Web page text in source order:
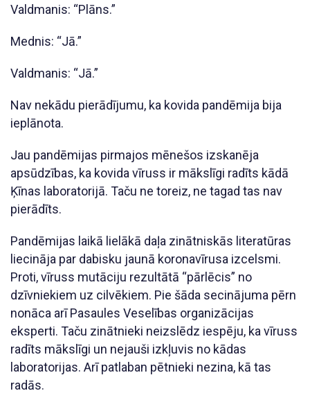
Valdmanis: “Plāns.”
Mednis: “Jā.”
Valdmanis: “Jā.”
Nav nekādu pierādījumu, ka kovida pandēmija bija
ieplānota.
Jau pandēmijas pirmajos mēnešos izskanēja
apsūdzības, ka kovida vīruss ir mākslīgi radīts kādā
Ķīnas laboratorijā. Taču ne toreiz, ne tagad tas nav
pierādīts.
Pandēmijas laikā lielākā daļa zinātniskās literatūras
liecināja par dabisku jaunā koronavīrusa izcelsmi.
Proti, vīruss mutāciju rezultātā “pārlēcis” no
dzīvniekiem uz cilvēkiem. Pie šāda secinājuma pērn
nonāca arī Pasaules Veselības organizācijas
eksperti. Taču zinātnieki neizslēdz iespēju, ka vīruss
radīts mākslīgi un nejauši izkļuvis no kādas
laboratorijas. Arī patlaban pētnieki nezina, kā tas
radās.